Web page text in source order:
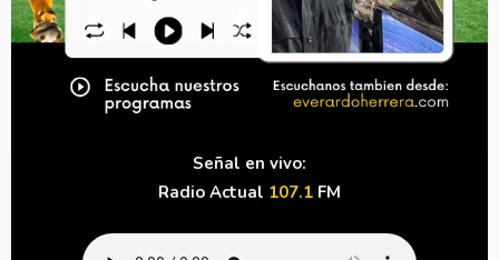
Señal en vivo:
Radio Actual 107.1 FM